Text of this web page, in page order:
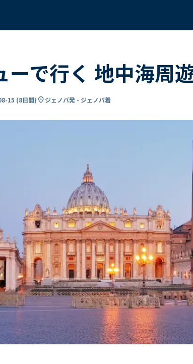
ーで行く 地中海周
15 (8日間) location_onジェノバ発 - ジェノバ着